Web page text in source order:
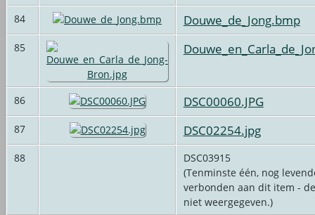
84 Douwe_de_Jong.bmp
85
86 DSC00060.JPG
87 DSC02254.jpg
88
DSC03915
(Tenminste één, nog
verbonden aan dit item -
niet weergegeven.)